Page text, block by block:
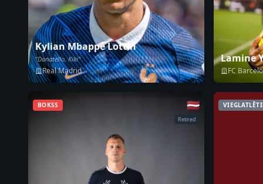
Kylian Mbappé Lottin
"Donatello, Kiki"
Real Madrid
Lamine
FC
BOKSS 🇱🇻
Retired